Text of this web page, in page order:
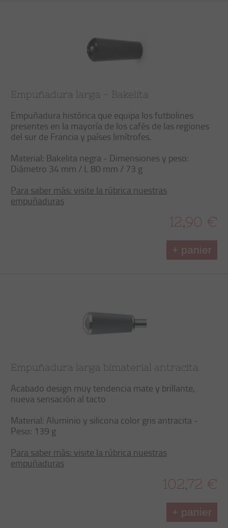
Empuñadura larga - Bakelita
Empuñadura histórica que equipa los futbolines
presentes en la mayoría de los cafés de las regiones
del sur de Francia y países limítrofes.
Material: Bakelita negra - Dimensiones y peso:
Diámetro 34 mm / L 80 mm / 73 g
Para saber más: visite la rúbrica nuestras
empuñaduras
12,90 €
+ panier
Empuñadura larga bimaterial antracita
Acabado design muy tendencia mate y brillante,
nueva sensación al tacto
Material: Aluminio y silicona color gris antracita -
Peso: 139 g
Para saber más: visite la rúbrica nuestras
empuñaduras
102,72 €
+ panier